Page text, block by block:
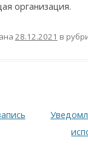
организация.
28.12.2021 в